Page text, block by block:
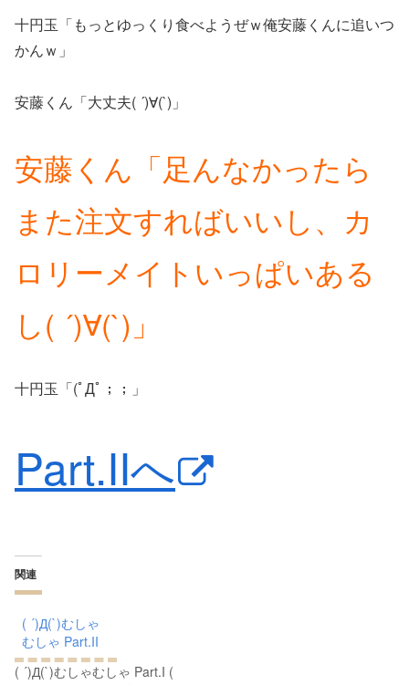
十円玉「もっとゆっくり食べようぜｗ俺安藤くんに追いつ
かんｗ」
安藤くん「大丈夫( ´)∀(`)」
安藤くん「足んなかったら
また注文すればいいし、カ
ロリーメイトいっぱいある
し( ´)∀(`)」
十円玉「(ﾟДﾟ；；」
Part.IIへ
関連
( ´)Д(`)むしゃ
むしゃ Part.II
( ´)Д(`)むしゃむしゃ Part.I (